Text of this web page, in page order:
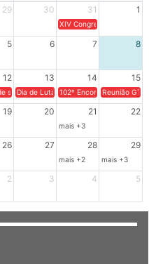
29 30 31 1
XIV Congresso Brasileiro
5 6 7 8
12 13 14 15
a Cuba no Rio Grande do Sul - 100
solidariedade a Cuba no Rio Grande do
Dia de Luta em Defesa de Cuba e da
102º Encontro da
Reunião
19 20 21 22
mais +3
26 27 28 29
mais +2 mais +3
2 3 4 5